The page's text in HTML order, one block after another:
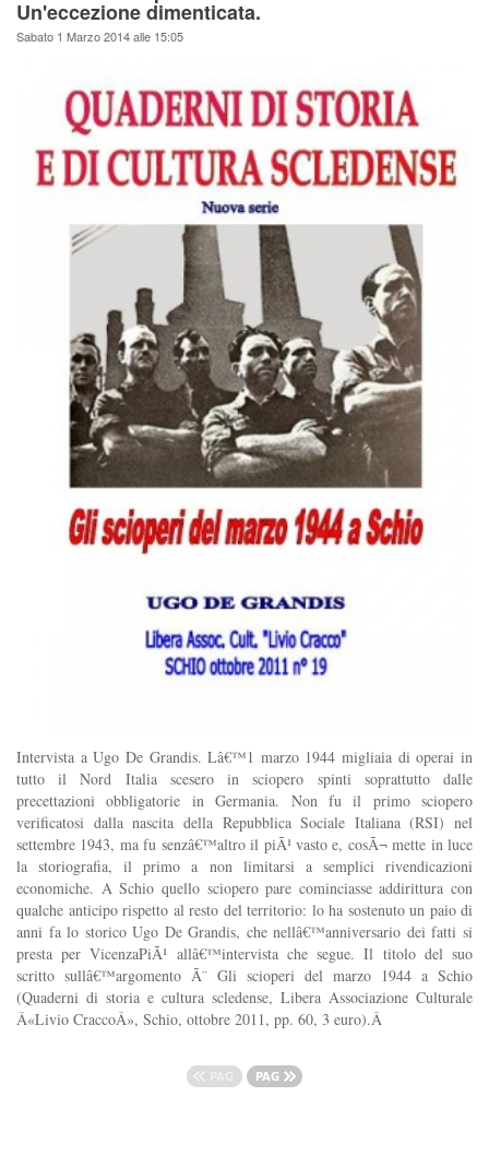
Un'eccezione dimenticata.
Sabato 1 Marzo 2014 alle 15:05
Intervista a Ugo De Grandis. Lâ€™1 marzo 1944 migliaia di operai in
tutto il Nord Italia scesero in sciopero spinti soprattutto dalle
precettazioni obbligatorie in Germania. Non fu il primo sciopero
verificatosi dalla nascita della Repubblica Sociale Italiana (RSI) nel
settembre 1943, ma fu senzâ€™altro il piÃ¹ vasto e, cosÃ¬ mette in luce
la storiografia, il primo a non limitarsi a semplici rivendicazioni
economiche. A Schio quello sciopero pare cominciasse addirittura con
qualche anticipo rispetto al resto del territorio: lo ha sostenuto un paio di
anni fa lo storico Ugo De Grandis, che nellâ€™anniversario dei fatti si
presta per VicenzaPiÃ¹ allâ€™intervista che segue. Il titolo del suo
scritto sullâ€™argomento Ã¨ Gli scioperi del marzo 1944 a Schio
(Quaderni di storia e cultura scledense, Libera Associazione Culturale
Â«Livio CraccoÂ», Schio, ottobre 2011, pp. 60, 3 euro).Â